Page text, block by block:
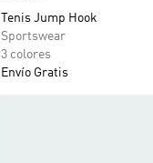
Tenis Jump Hook
Sportswear
3 colores
Envío Gratis